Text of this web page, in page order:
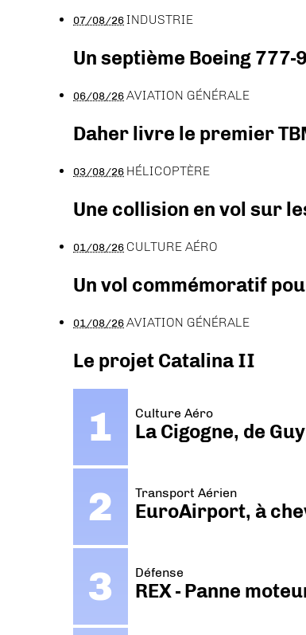
07/08/26INDUSTRIE
Un septième Boeing
06/08/26AVIATION GÉNÉRALE
Daher livre le premier
03/08/26 HÉLICOPTÈRE
Une collision en vol sur
01/08/26 CULTURE AÉRO
Un vol commémoratif
01/08/26AVIATION GÉNÉRALE
Le projet Catalina II
Culture Aéro
La Cigogne, de
Transport Aérien
EuroAirport, à
Défense
REX - Panne